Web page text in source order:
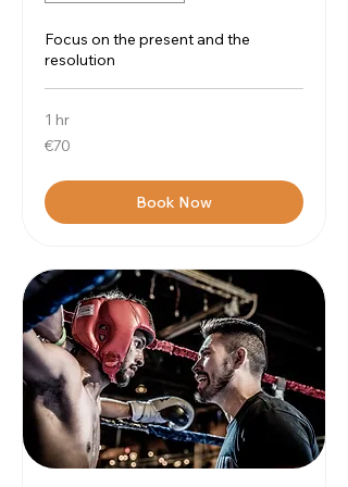
Focus on the present and the
resolution
1 hr
70
euros
€70
Book Now